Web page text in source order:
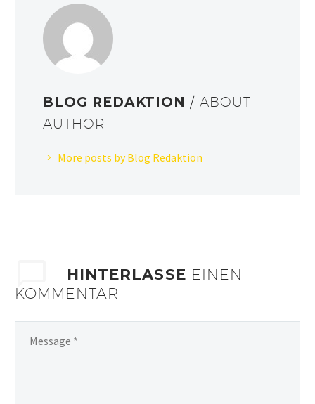
BLOG REDAKTION/ ABOUT
AUTHOR
More posts by Blog Redaktion
HINTERLASSE EINEN
KOMMENTAR